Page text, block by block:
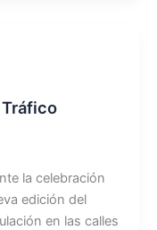
la celebración
edición del
en las calles